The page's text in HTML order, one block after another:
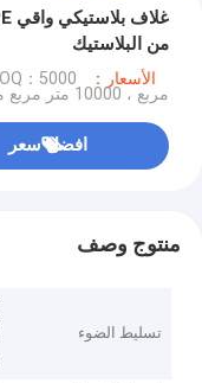
من البلاستيك
الأسعار：USD(0.03-5) / square meter
مربع ، 10000 متر مربع مع الطباعة
افضل سعر
منتوج وصف
تسليط الضوء